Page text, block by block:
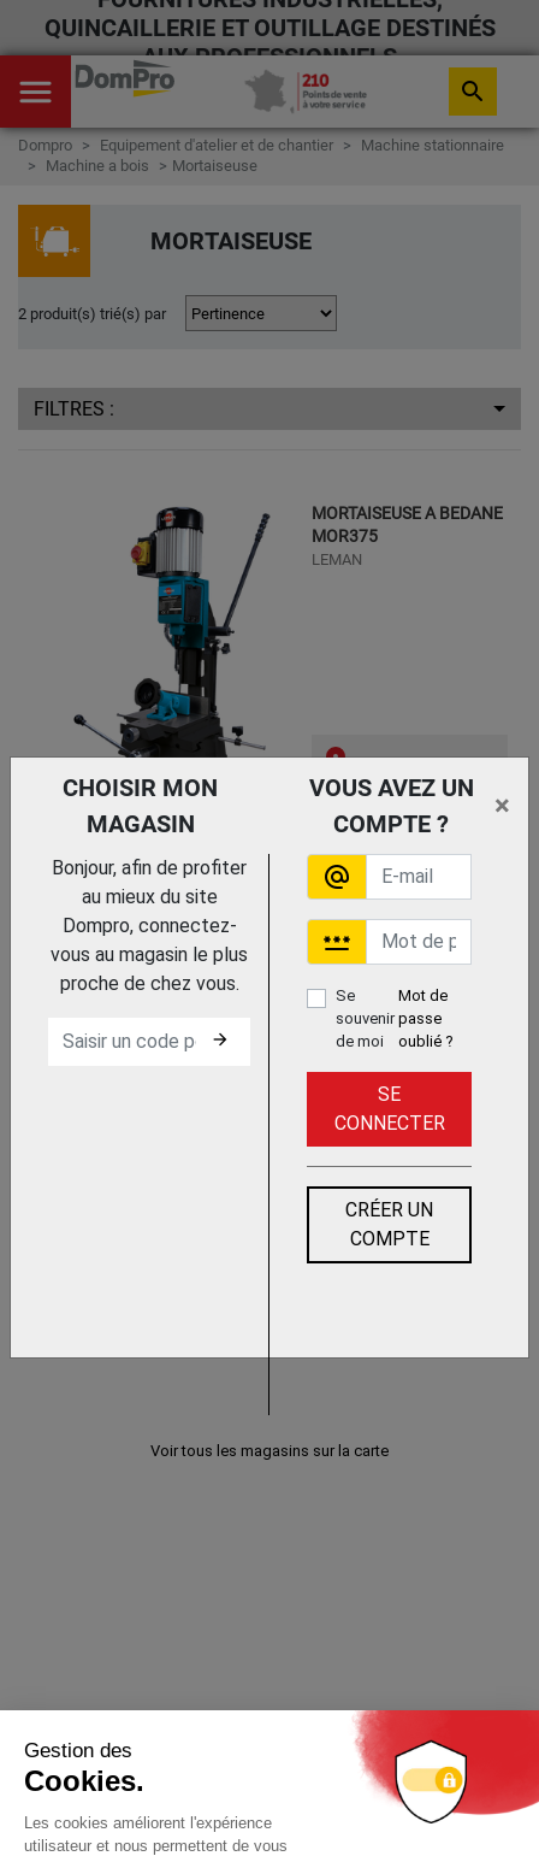
QUINCAILLERIE ET OUTILLAGE DESTINÉS
AUX PROFESSIONNELS
menu search
Dompro Equipement d'atelier et de chantier
Machine stationnaire
Machine a bois
Mortaiseuse
MORTAISEUSE
2 produit(s) trié(s) par
FILTRES :
MORTAISEUSE A BEDANE
MOR375
LEMAN
Trouvez le chez votre
ARMOIRE MOR750
Trouvez le chez votre adhérent
CHOISIR MON
MAGASIN
VOUS AVEZ UN
COMPTE ?
×
Bonjour, afin de profiter
au mieux du site
Dompro, connectez-
vous au magasin le plus
proche de chez vous.
arrow_forward
alternate_email
password
Se
souvenir
de moi
Mot de
passe
oublié ?
SE
CONNECTER
CRÉER UN
COMPTE
Voir tous les magasins sur la carte